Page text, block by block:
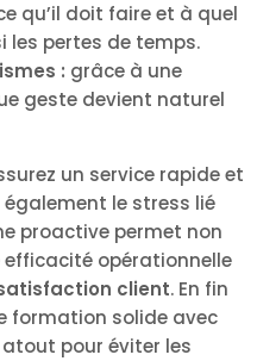
qu’il doit faire et à quel
pertes de temps.
: grâce à une
geste devient naturel
un service rapide et
le stress lié
proactive permet non
efficacité opérationnelle
client. En fin
formation solide avec
pour éviter les